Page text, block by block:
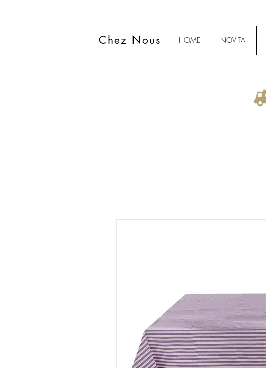
HOME NOVITA'
Chez Nous